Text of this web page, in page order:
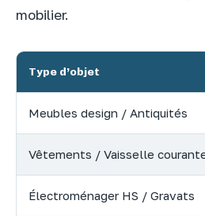
mobilier.
Type d’objet
Meubles design / Antiquités
Vêtements / Vaisselle
Électroménager HS / Gravats